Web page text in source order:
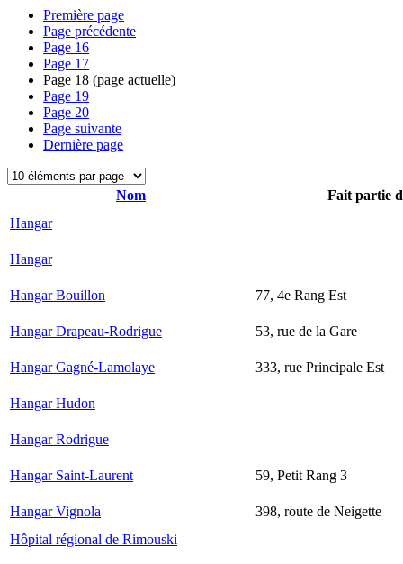
Première page
Page précédente
Page 16
Page 17
Page 18 (page actuelle)
Page 19
Page 20
Page suivante
Dernière page
Nom
Fait partie
Hangar
Hangar
Hangar Bouillon 77, 4e Rang Est
Hangar Drapeau-Rodrigue 53, rue de la Gare
Hangar Gagné-Lamolaye 333, rue Principale Est
Hangar Hudon
Hangar Rodrigue
Hangar Saint-Laurent 59, Petit Rang 3
Hangar Vignola
398, route de Neigette
Hôpital régional de Rimouski